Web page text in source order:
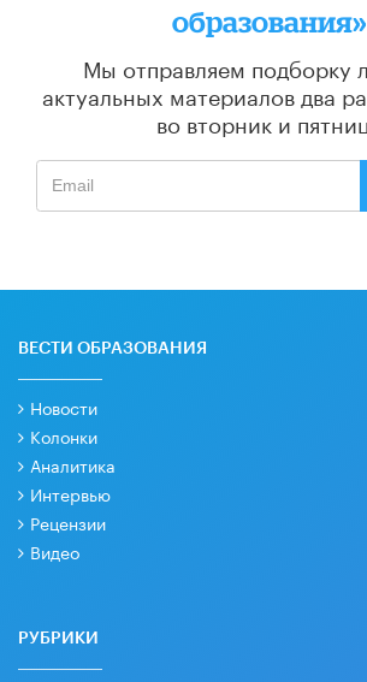
образования»
Мы отправляем подборку
актуальных материалов два
во вторник и
ВЕСТИ ОБРАЗОВАНИЯ
Новости
Колонки
Аналитика
Интервью
Рецензии
Видео
РУБРИКИ